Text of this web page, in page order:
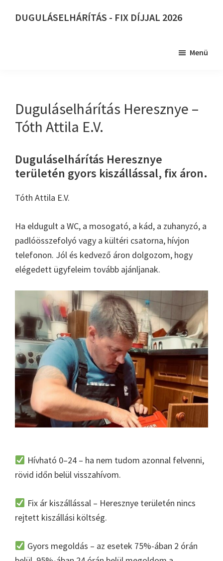
DUGULÁSELHÁRÍTÁS - FIX DÍJJAL 2026
Menü
Duguláselhárítás Heresznye –
Tóth Attila E.V.
Duguláselhárítás Heresznye
területén gyors kiszállással, fix áron.
Tóth Attila E.V.
Ha eldugult a WC, a mosogató, a kád, a zuhanyzó, a
padlóösszefolyó vagy a kültéri csatorna, hívjon
telefonon. Jól és kedvező áron dolgozom, hogy
elégedett ügyfeleim tovább ajánljanak.
Hívható 0–24 – ha nem tudom azonnal felvenni,
rövid időn belül visszahívom.
Fix ár kiszállással – Heresznye területén nincs
rejtett kiszállási költség.
Gyors megoldás – az esetek 75%-ában 2 órán